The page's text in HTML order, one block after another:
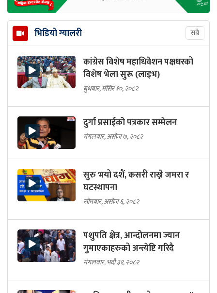
भिडियो ग्यालरी सबै
कांग्रेस विशेष महाधिवेशन पक्षधरको
विशेष भेला सुरू (लाइभ)
बुधबार, मंसिर १०, २०८२
दुर्गा प्रसाईको पत्रकार सम्मेलन
मंगलबार, असोज ७, २०८२
सुरु भयो दशैं, कसरी राख्ने जमरा र
घटस्थापना
सोमबार, असोज ६, २०८२
पशुपति क्षेत्र, आन्दोलनमा ज्यान
गुमाएकाहरुको अन्त्येष्टि गरिदै
मंगलबार, भदौ ३१, २०८२